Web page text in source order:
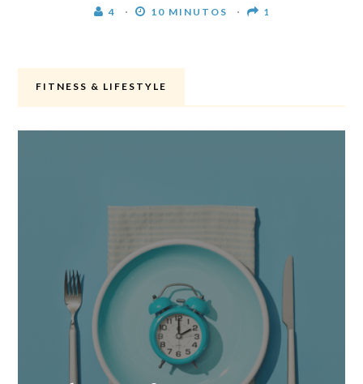
4 10 MINUTOS 1
FITNESS & LIFESTYLE